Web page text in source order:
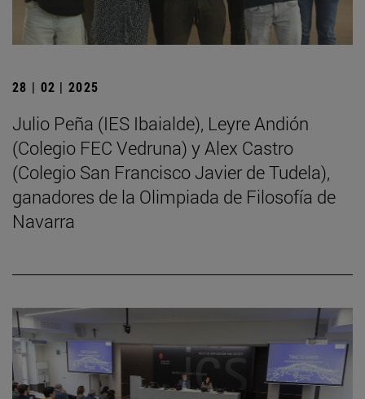
28 | 02 | 2025
Julio Peña (IES Ibaialde), Leyre Andión
(Colegio FEC Vedruna) y Alex Castro
(Colegio San Francisco Javier de Tudela),
ganadores de la Olimpiada de Filosofía de
Navarra